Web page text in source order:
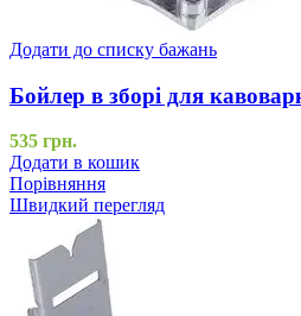
Додати до списку бажань
Бойлер в зборі для
535 грн.
Додати в кошик
Порівняння
Швидкий перегляд